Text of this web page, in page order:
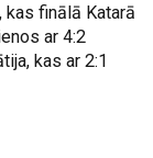
finālā Katarā
ar 4:2
kas ar 2:1